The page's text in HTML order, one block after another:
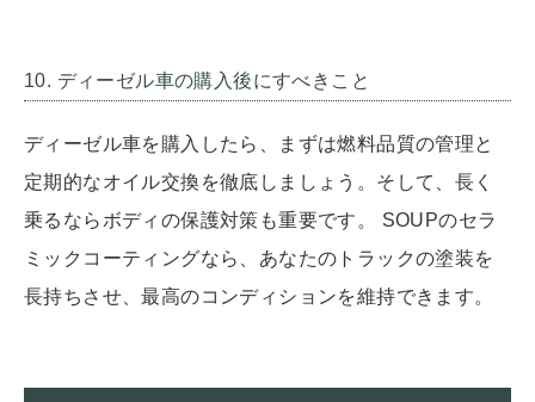
10. ディーゼル車の購入後にすべきこと
ディーゼル車を購入したら、まずは燃料品質の管理と
定期的なオイル交換を徹底しましょう。そして、長く
乗るならボディの保護対策も重要です。 SOUPのセラ
ミックコーティングなら、あなたのトラックの塗装を
長持ちさせ、最高のコンディションを維持できます。